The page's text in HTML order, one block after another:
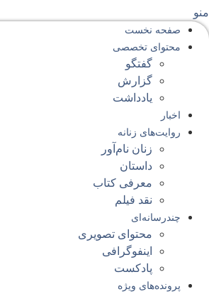
صفحه‌ نخست
محتوای‌ تخصصی
گفتگو
گزارش
یادداشت
اخبار
روایت‌های زنانه
زنان نام‌آور
داستان
معرفی کتاب
نقد فیلم
چندرسانه‌ای
محتوای تصویری
اینفوگرافی
پادکست
پرونده‌های ویژه